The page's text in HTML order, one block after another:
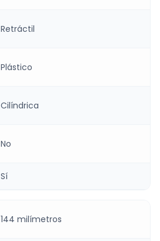
Retráctil
Plástico
Cilíndrica
No
Sí
144 milímetros